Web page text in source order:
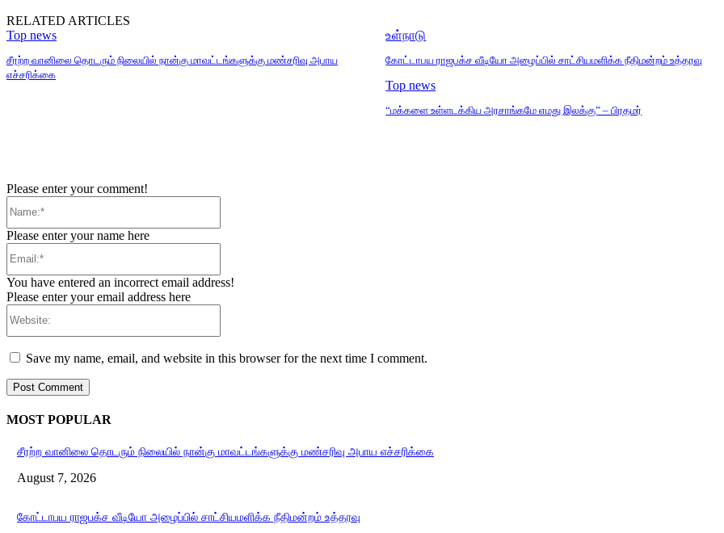
RELATED ARTICLES
Top news
சீரற்ற வானிலை தொடரும் நிலையில் நான்கு மாவட்டங்களுக்கு மண்சரிவு அபாய
எச்சரிக்கை
உள்நாடு
கோட்டாபய ராஜபக்ச வீடியோ அழைப்பில் சாட்சியமளிக்க நீதிமன்றம் உத்தரவு
Top news
“மக்களை உள்ளடக்கிய அரசாங்கமே எமது இலக்கு” – பிரதமர்
Please enter your comment!
Please enter your name here
You have entered an incorrect email address!
Please enter your email address here
Save my name, email, and website in this browser for the next time I comment.
MOST POPULAR
சீரற்ற வானிலை தொடரும் நிலையில் நான்கு மாவட்டங்களுக்கு மண்சரிவு அபாய எச்சரிக்கை
August 7, 2026
கோட்டாபய ராஜபக்ச வீடியோ அழைப்பில் சாட்சியமளிக்க நீதிமன்றம் உத்தரவு